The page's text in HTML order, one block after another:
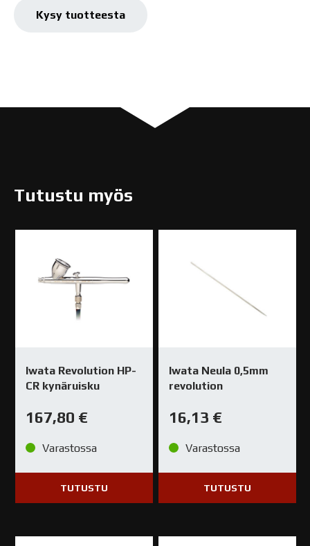
Kysy tuotteesta
Tutustu myös
Iwata Revolution HP-
CR kynäruisku
167,80 €
Varastossa
TUTUSTU
Iwata Neula 0,5mm
revolution
16,13 €
Varastossa
TUTUSTU